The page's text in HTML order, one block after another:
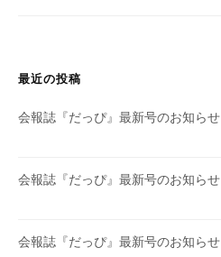
最近の投稿
会報誌『だっぴ』最新号のお知らせ
会報誌『だっぴ』最新号のお知らせ
会報誌『だっぴ』最新号のお知らせ